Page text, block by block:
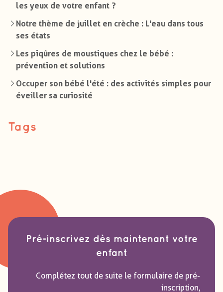
les yeux de votre enfant ?
Notre thème de juillet en crèche : L'eau dans tous
ses états
Les piqûres de moustiques chez le bébé :
prévention et solutions
Occuper son bébé l'été : des activités simples pour
éveiller sa curiosité
Tags
Pré-inscrivez dès maintenant votre
enfant
Complétez tout de suite le formulaire de pré-
inscription,